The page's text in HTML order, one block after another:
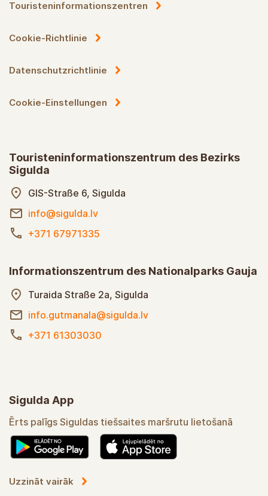
Touristeninformationszentren
Cookie-Richtlinie
Datenschutzrichtlinie
Cookie-Einstellungen
Touristeninformationszentrum des Bezirks
Sigulda
GIS-Straße 6, Sigulda
info@sigulda.lv
+371 67971335
Informationszentrum des Nationalparks Gauja
Turaida Straße 2a, Sigulda
info.gutmanala@sigulda.lv
+371 61303030
Sigulda App
Bequemer Assistent bei der Nutzung von Sigulda
Online-Routen